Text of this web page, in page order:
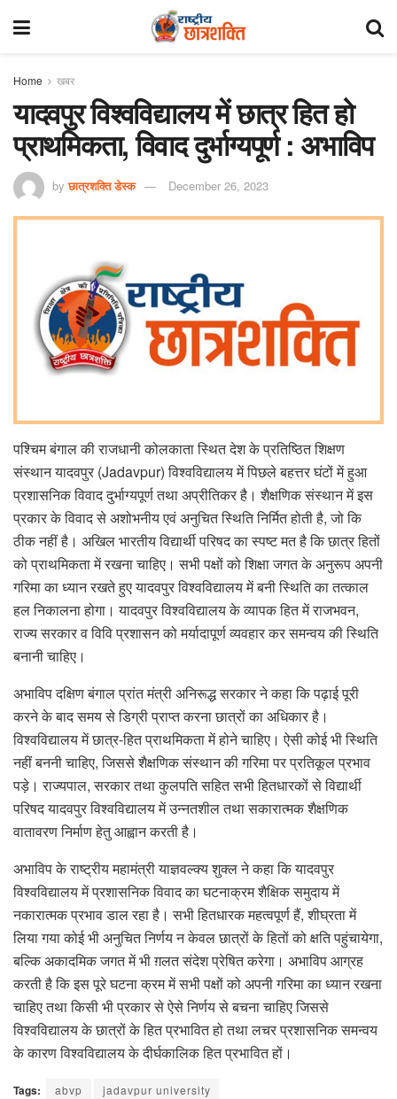
Home खबर
यादवपुर विश्वविद्यालय में छात्र हित हो
प्राथमिकता, विवाद दुर्भाग्यपूर्ण : अभाविप
by छात्रशक्ति डेस्क December 26, 2023
पश्चिम बंगाल की राजधानी कोलकाता स्थित देश के प्रतिष्ठित शिक्षण
संस्थान यादवपुर (Jadavpur) विश्वविद्यालय में पिछले बहत्तर घंटों में हुआ
प्रशासनिक विवाद दुर्भाग्यपूर्ण तथा अप्रीतिकर है। शैक्षणिक संस्थान में इस
प्रकार के विवाद से अशोभनीय एवं अनुचित स्थिति निर्मित होती है, जो कि
ठीक नहीं है। अखिल भारतीय विद्यार्थी परिषद का स्पष्ट मत है कि छात्र हितों
को प्राथमिकता में रखना चाहिए। सभी पक्षों को शिक्षा जगत के अनुरूप अपनी
गरिमा का ध्यान रखते हुए यादवपुर विश्वविद्यालय में बनी स्थिति का तत्काल
हल निकालना होगा। यादवपुर विश्वविद्यालय के व्यापक हित में राजभवन,
राज्य सरकार व विवि प्रशासन को मर्यादापूर्ण व्यवहार कर समन्वय की स्थिति
बनानी चाहिए।
अभाविप दक्षिण बंगाल प्रांत मंत्री अनिरूद्ध सरकार ने कहा कि पढ़ाई पूरी
करने के बाद समय से डिग्री प्राप्त करना छात्रों का अधिकार है।
विश्वविद्यालय में छात्र-हित प्राथमिकता में होने चाहिए। ऐसी कोई भी स्थिति
नहीं बननी चाहिए, जिससे शैक्षणिक संस्थान की गरिमा पर प्रतिकूल प्रभाव
पड़े। राज्यपाल, सरकार तथा कुलपति सहित सभी हितधारकों से विद्यार्थी
परिषद यादवपुर विश्वविद्यालय में उन्नतशील तथा सकारात्मक शैक्षणिक
वातावरण निर्माण हेतु आह्वान करती है।
अभाविप के राष्ट्रीय महामंत्री याज्ञवल्क्य शुक्ल ने कहा कि यादवपुर
विश्वविद्यालय में प्रशासनिक विवाद का घटनाक्रम शैक्षिक समुदाय में
नकारात्मक प्रभाव डाल रहा है। सभी हितधारक महत्वपूर्ण हैं, शीघ्रता में
लिया गया कोई भी अनुचित निर्णय न केवल छात्रों के हितों को क्षति पहुंचायेगा,
बल्कि अकादमिक जगत में भी ग़लत संदेश प्रेषित करेगा। अभाविप आग्रह
करती है कि इस पूरे घटना क्रम में सभी पक्षों को अपनी गरिमा का ध्यान रखना
चाहिए तथा किसी भी प्रकार से ऐसे निर्णय से बचना चाहिए जिससे
विश्वविद्यालय के छात्रों के हित प्रभावित हो तथा लचर प्रशासनिक समन्वय
के कारण विश्वविद्यालय के दीर्घकालिक हित प्रभावित हों।
Tags: abvp jadavpur university